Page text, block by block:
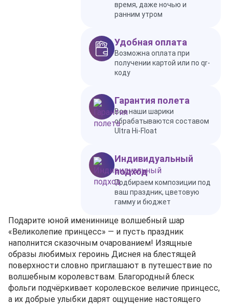
время, даже ночью и
ранним утром
Удобная оплата
Возможна оплата при
получении картой или по qr-
коду
Гарантия полета
Все наши шарики
обрабатываются составом
Ultra Hi-Float
Индивидуальный
подход
Подбираем композиции под
ваш праздник, цветовую
гамму и бюджет
Подарите юной имениннице волшебный шар
«Великолепие принцесс» — и пусть праздник
наполнится сказочным очарованием! Изящные
образы любимых героинь Диснея на блестящей
поверхности словно приглашают в путешествие по
волшебным королевствам. Благородный блеск
фольги подчёркивает королевское величие принцесс,
а их добрые улыбки дарят ощущение настоящего